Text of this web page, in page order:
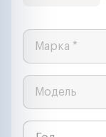
Марка *
Модель